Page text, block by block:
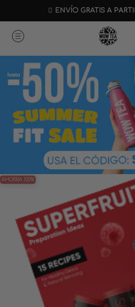
ENVÍO GRATIS A
AHORRA 100%